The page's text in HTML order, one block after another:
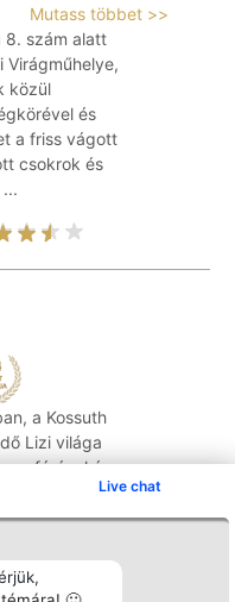
Live chat
Mutass többet >>
8. szám alatt
Virágműhelye,
közül
és
a friss vágott
csokrok és
a Kossuth
Lizi világa
és
fogadja a
lakosság